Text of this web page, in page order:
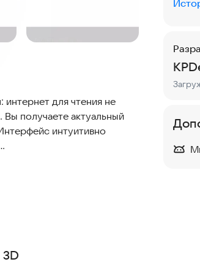
для чтения не
Вы получаете актуальный
интуитивно
3D